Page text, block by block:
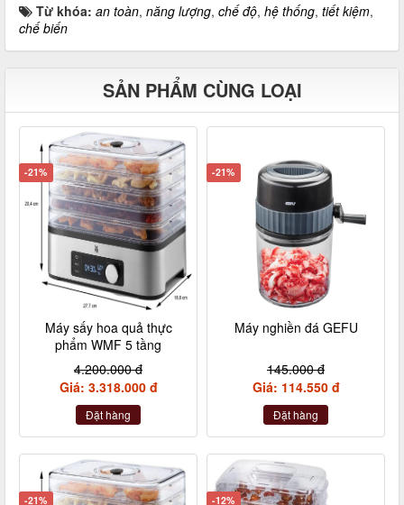
Từ khóa: an toàn, năng lượng, chế độ, hệ thống, tiết kiệm,
chế biến
SẢN PHẨM CÙNG LOẠI
-21%
Máy sấy hoa quả thực
phẩm WMF 5 tầng
4.200.000 đ
Giá: 3.318.000 đ
Đặt hàng
-21%
Máy nghiền đá GEFU
145.000 đ
Giá: 114.550 đ
Đặt hàng
-21% -12%